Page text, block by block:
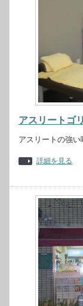
アスリートゴ
アスリートの強
詳細を見る